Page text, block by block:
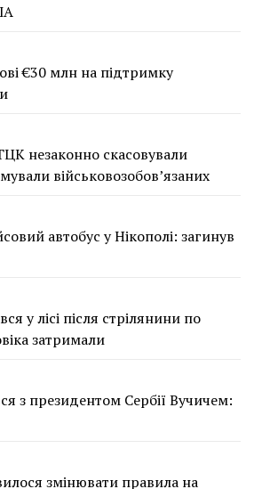
€30 млн на підтримку
незаконно скасовували
військовозобов’язаних
автобус у Нікополі: загинув
у лісі після стрілянини по
затримали
з президентом Сербії Вучичем:
змінювати правила на